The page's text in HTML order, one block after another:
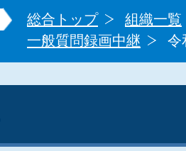
総合トップ
組織一覧
一般質問録画中継
令